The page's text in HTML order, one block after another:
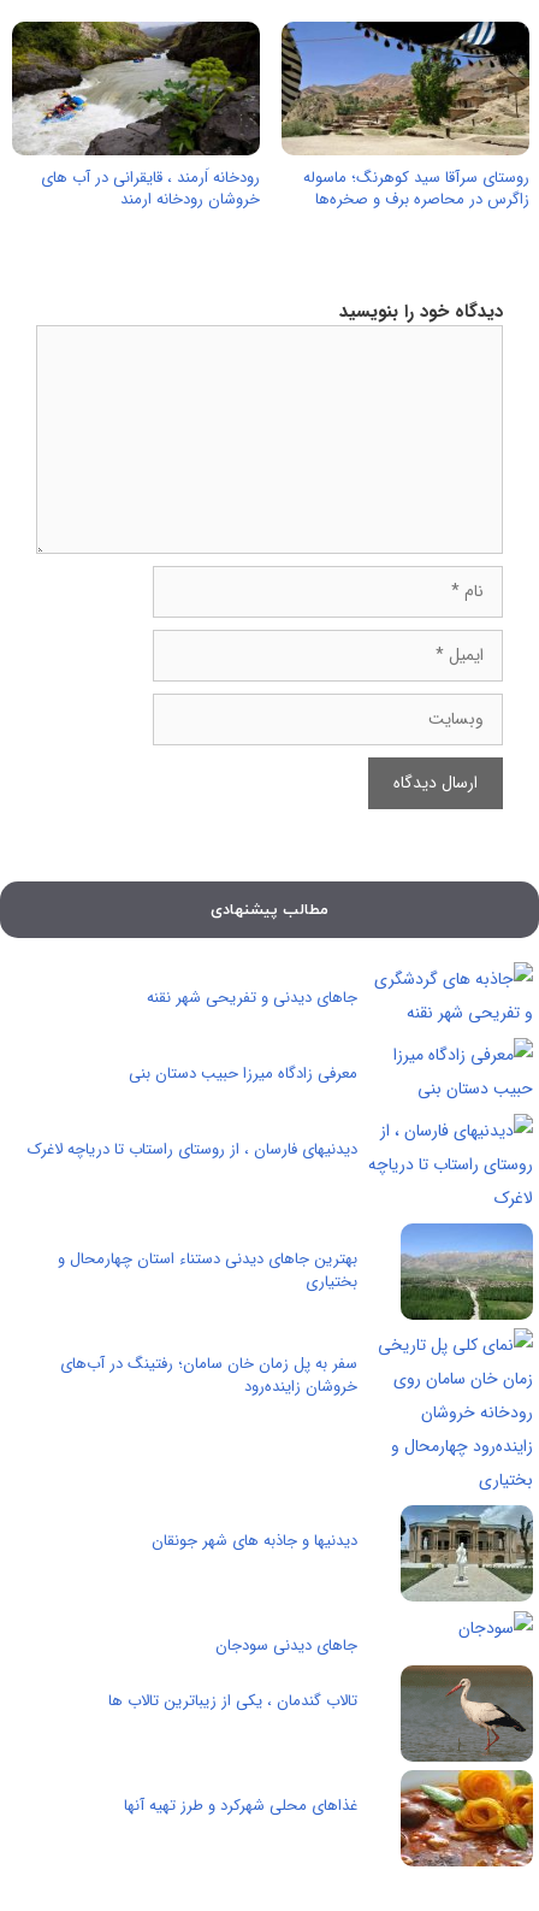
روستای سرآقا سید کوهرنگ؛ ماسوله
زاگرس در محاصره برف و صخره‌ها
رودخانه اَرمند ، قایقرانی در آب های
خروشان رودخانه ارمند
دیدگاه خود را بنویسید
ایمیل
وبسایت
مطالب پیشنهادی
جاهای دیدنی و تفریحی شهر نقنه
معرفی زادگاه ميرزا حبيب دستان بنی
دیدنیهای فارسان ، از روستای راستاب تا دریاچه لاغرک
بهترین جاهای دیدنی دستناء استان چهارمحال و
بختیاری
سفر به پل زمان خان سامان؛ رفتینگ در آب‌های
خروشان زاینده‌رود
دیدنیها و جاذبه های شهر جونقان
جاهای دیدنی سودجان
تالاب گندمان ، یکی از زیباترین تالاب ها
غذاهای محلی شهرکرد و طرز تهیه آنها